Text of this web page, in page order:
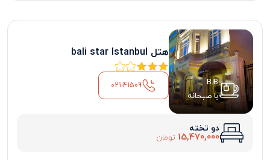
B.B
با صبحانه
هتل bali star Istanbul
021-41509
دو تخته
15,470,000 تومان